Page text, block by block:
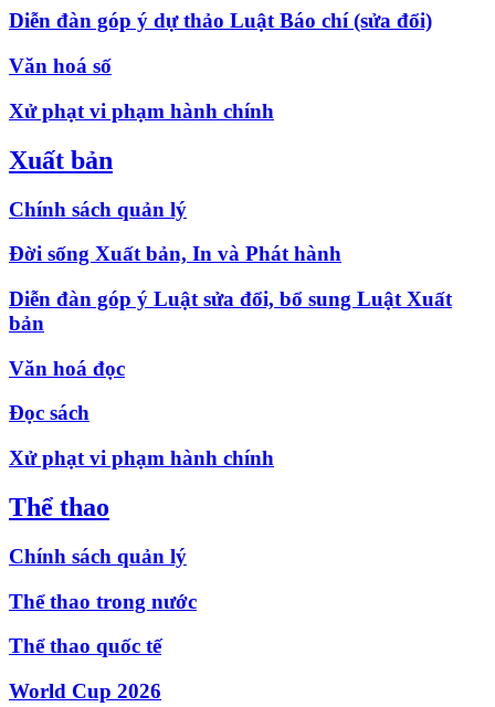
Diễn đàn góp ý dự thảo Luật Báo chí (sửa đổi)
Văn hoá số
Xử phạt vi phạm hành chính
Xuất bản
Chính sách quản lý
Đời sống Xuất bản, In và Phát hành
Diễn đàn góp ý Luật sửa đổi, bổ sung Luật Xuất
bản
Văn hoá đọc
Đọc sách
Xử phạt vi phạm hành chính
Thể thao
Chính sách quản lý
Thể thao trong nước
Thể thao quốc tế
World Cup 2026